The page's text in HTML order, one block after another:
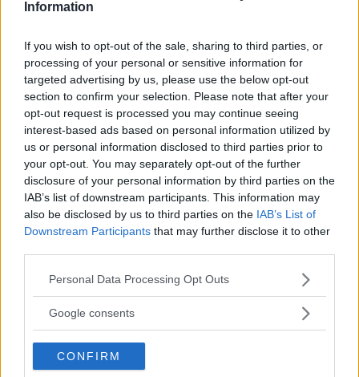
Information
If you wish to opt-out of the sale, sharing to third parties, or
processing of your personal or sensitive information for
targeted advertising by us, please use the below opt-out
section to confirm your selection. Please note that after your
opt-out request is processed you may continue seeing
interest-based ads based on personal information utilized by
us or personal information disclosed to third parties prior to
your opt-out. You may separately opt-out of the further
disclosure of your personal information by third parties on the
IAB’s list of downstream participants. This information may
also be disclosed by us to third parties on the IAB’s List of
Downstream Participants that may further disclose it to other
Please note that this website/app uses one or more Google
not limited to your visit or usage behaviour. You may click to
use your data for below specified purposes in below Google
consent section.
Personal Data Processing Opt Outs
Google consents
CONFIRM
Fonte: Ilaria Naef
FOTO 1DI 10 INGRANDISCI
Condividi su Facebook
Ilaria, campionessa di freestyle: 'Con la carrozzina mi
diverto e sento libera'